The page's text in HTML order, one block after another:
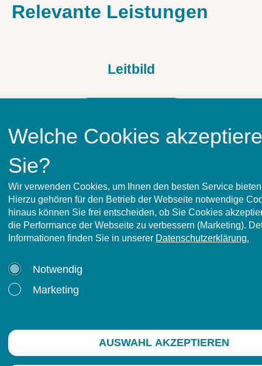
Welche Cookies
Sie?
Wir verwenden Cookies, um Ihnen den besten Service
Hierzu gehören für den Betrieb der Webseite notwendige
hinaus können Sie frei entscheiden, ob Sie Cookies
die Performance der Webseite zu verbessern (Marketing).
Informationen finden Sie in unserer Datenschutzerklärung.
Notwendig
Marketing
AUSWAHL AKZEPTIEREN
Relevante Leistungen
Leitbild
tapp GmbH - Gesundheitsdienste
Postanschrift:
Postfach 1264, 29202 Celle
Vogelberg 38, 29227 Celle
© 2008-2026 tapp GmbH -
08:00–12:30 Uhr & 14:00–16:30
Uhr